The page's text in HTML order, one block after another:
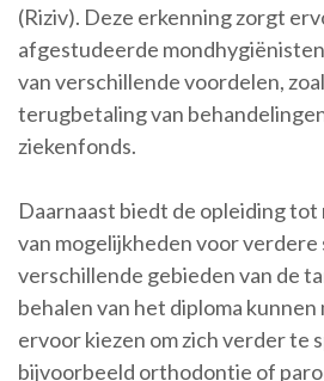
(Riziv). Deze erkenning zorgt
afgestudeerde
van verschillende voordelen,
terugbetaling van
ziekenfonds.
Daarnaast biedt de opleiding
van mogelijkheden voor verdere
verschillende gebieden van de
behalen van het diploma
ervoor kiezen om zich verder te
bijvoorbeeld orthodontie of